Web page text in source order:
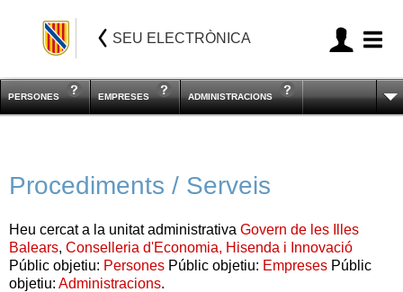
SEU ELECTRÒNICA
PERSONES EMPRESES ADMINISTRACIONS
Procediments / Serveis
Heu cercat a la unitat administrativa Govern de les Illes
Balears, Conselleria d'Economia, Hisenda i Innovació
Públic objetiu: Persones Públic objetiu: Empreses Públic
objetiu: Administracions.